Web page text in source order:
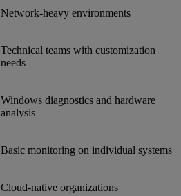
Network-heavy environments
Technical teams with customization
needs
Windows diagnostics and hardware
analysis
Basic monitoring on individual systems
Cloud-native organizations